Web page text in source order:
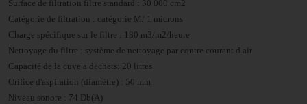
Surface de filtration filtre standard : 30 000 cm2
Catégorie de filtration : catégorie M/ 1 microns
Charge spécifique sur le filtre : 180 m3/m2/heure
Nettoyage du filtre : système de nettoyage par contre courant d air
Capacité de la cuve a dechets: 20 litres
Orifice d'aspiration (diamètre) : 50 mm
Niveau sonore : 74 Db(A)